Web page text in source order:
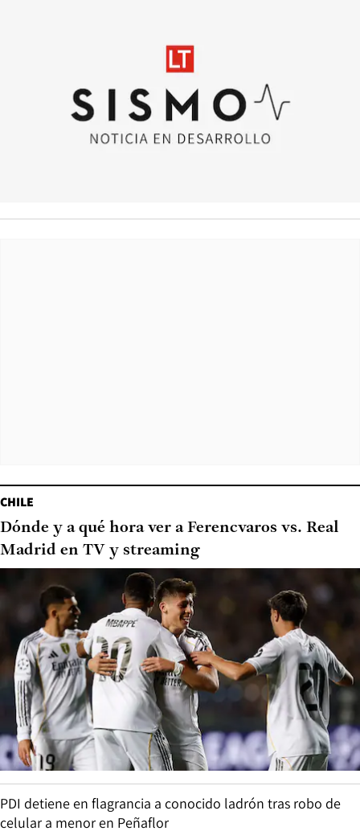
CHILE
Dónde y a qué hora ver a Ferencvaros vs. Real
Madrid en TV y streaming
PDI detiene en flagrancia a conocido ladrón tras robo de
celular a menor en Peñaflor